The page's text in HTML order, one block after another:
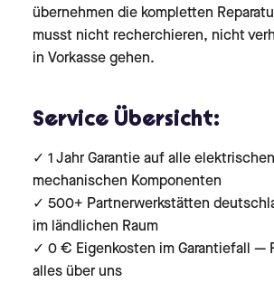
übernehmen die kompletten
musst nicht recherchieren, nicht
in Vorkasse gehen.
Service Übersicht:
✓ 1 Jahr Garantie auf alle
mechanischen Komponenten
✓ 500+ Partnerwerkstätten
im ländlichen Raum
✓ 0 € Eigenkosten im Garantiefall —
alles über uns